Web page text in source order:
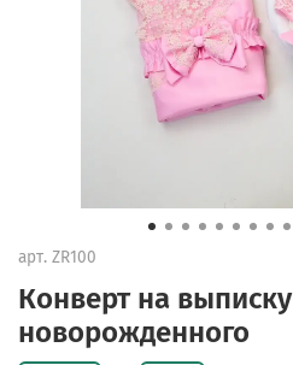
арт. ZR100
Конверт на выписку
новорожденного